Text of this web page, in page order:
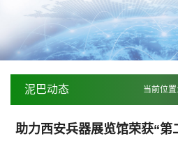
泥巴动态 当前位
助力西安兵器展览馆荣获“第